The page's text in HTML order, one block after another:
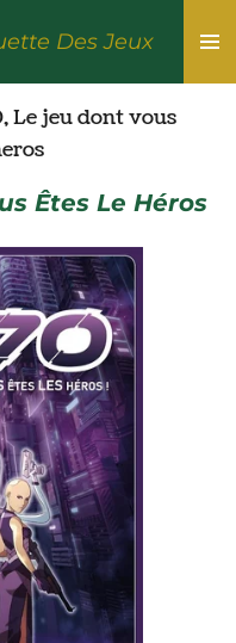
Des Jeux
Le jeu dont vous
Êtes Le Héros